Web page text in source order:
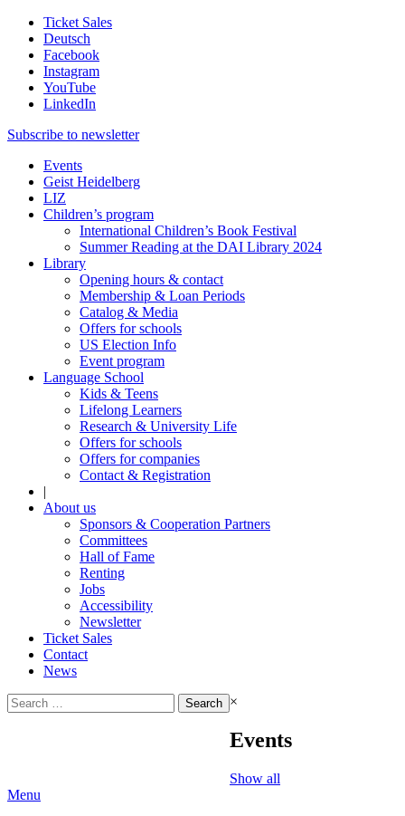
Ticket Sales
Deutsch
Facebook
Instagram
YouTube
LinkedIn
Subscribe to newsletter
Events
Geist Heidelberg
LIZ
Children’s program
International Children’s Book Festival
Summer Reading at the DAI Library 2024
Library
Opening hours & contact
Membership & Loan Periods
Catalog & Media
Offers for schools
US Election Info
Event program
Language School
Kids & Teens
Lifelong Learners
Research & University Life
Offers for schools
Offers for companies
Contact & Registration
|
About us
Sponsors & Cooperation Partners
Committees
Hall of Fame
Renting
Jobs
Accessibility
Newsletter
Ticket Sales
Contact
News
Search
for:
×
Events
Show all
Menu